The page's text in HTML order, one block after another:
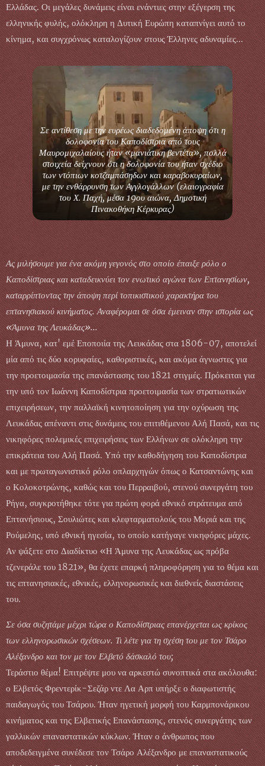
Ελλάδας. Οι μεγάλες δυνάμεις είναι ενάντιες στην εξέγερση της
ελληνικής φυλής, ολόκληρη η Δυτική Ευρώπη καταπνίγει αυτό το
κίνημα, και συγχρόνως καταλογίζουν στους Έλληνες αδυναμίες...
Σε αντίθεση με την ευρέως διαδεδομένη άποψη ότι η
δολοφονία του Καποδίστρια από τους
Μαυρομιχαλαίους ήταν «μανιάτικη βεντέτα», πολλά
στοιχεία δείχνουν ότι η δολοφονία του ήταν σχέδιο
των ντόπιων κοτζαμπάσηδων και καραβοκυραίων,
με την ενθάρρυνση των Αγγλογάλλων (ελαιογραφία
του Χ. Παχή, μέσα 19ου αιώνα, Δημοτική
Πινακοθήκη Κέρκυρας)
Ας μιλήσουμε για ένα ακόμη γεγονός στο οποίο έπαιξε ρόλο ο
Καποδίστριας και καταδεικνύει τον ενωτικό αγώνα των Επτανησίων,
καταρρίπτοντας την άποψη περί τοπικιστικού χαρακτήρα του
επτανησιακού κινήματος. Αναφέρομαι σε όσα έμειναν στην ιστορία ως
«Άμυνα της Λευκάδας»...
Η Άμυνα, κατ' εμέ Εποποιία της Λευκάδας στα 1806-07, αποτελεί
μία από τις δύο κορυφαίες, καθοριστικές, και ακόμα άγνωστες για
την προετοιμασία της επανάστασης του 1821 στιγμές. Πρόκειται για
την υπό τον Ιωάννη Καποδίστρια προετοιμασία των στρατιωτικών
επιχειρήσεων, την παλλαϊκή κινητοποίηση για την οχύρωση της
Λευκάδας απέναντι στις δυνάμεις του επιτιθέμενου Αλή Πασά, και τις
νικηφόρες πολεμικές επιχειρήσεις των Ελλήνων σε ολόκληρη την
επικράτεια του Αλή Πασά. Υπό την καθοδήγηση του Καποδίστρια
και με πρωταγωνιστικό ρόλο οπλαρχηγών όπως ο Κατσαντώνης και
ο Κολοκοτρώνης, καθώς και του Περραιβού, στενού συνεργάτη του
Ρήγα, συγκροτήθηκε τότε για πρώτη φορά εθνικό στράτευμα από
Επτανήσιους, Σουλιώτες και κλεφταρματολούς του Μοριά και της
Ρούμελης, υπό εθνική ηγεσία, το οποίο κατήγαγε νικηφόρες μάχες.
Αν ψάξετε στο Διαδίκτυο «Η Άμυνα της Λευκάδας ως πρόβα
τζενεράλε του 1821», θα έχετε επαρκή πληροφόρηση για το θέμα και
τις επτανησιακές, εθνικές, ελληνορωσικές και διεθνείς διαστάσεις
του.
Σε όσα συζητάμε μέχρι τώρα ο Καποδίστριας επανέρχεται ως κρίκος
των ελληνορωσικών σχέσεων. Τι λέτε για τη σχέση του με τον Τσάρο
Αλέξανδρο και τον με τον Ελβετό δάσκαλό του;
Τεράστιο θέμα! Επιτρέψτε μου να αρκεστώ συνοπτικά στα ακόλουθα:
ο Ελβετός Φρεντερίκ-Σεζάρ ντε Λα Αρπ υπήρξε ο διαφωτιστής
παιδαγωγός του Τσάρου. Ήταν ηγετική μορφή του Καρμπονάρικου
κινήματος και της Ελβετικής Επανάστασης, στενός συνεργάτης των
γαλλικών επαναστατικών κύκλων. Ήταν ο άνθρωπος που
αποδεδειγμένα συνέδεσε τον Τσάρο Αλέξανδρο με επαναστατικούς